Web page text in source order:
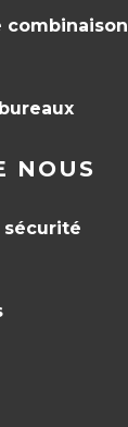
combinaison
NOUS
sécurité